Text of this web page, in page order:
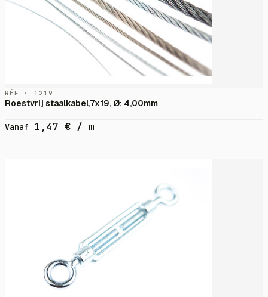
RÉF · 1219
Roestvrij staalkabel,7x19, Ø: 4,00mm
Vanaf 1,47 € / m